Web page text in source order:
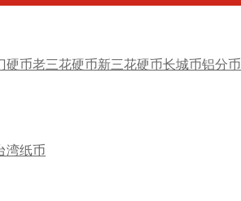
硬币老三花硬币新三花硬币长城币铝分币
湾纸币